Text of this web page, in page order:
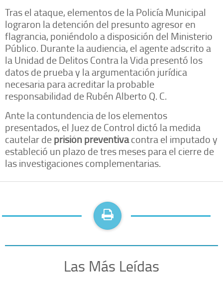
Tras el ataque, elementos de la Policía Municipal
lograron la detención del presunto agresor en
flagrancia, poniéndolo a disposición del Ministerio
Público. Durante la audiencia, el agente adscrito a
la Unidad de Delitos Contra la Vida presentó los
datos de prueba y la argumentación jurídica
necesaria para acreditar la probable
responsabilidad de Rubén Alberto Q. C.
Ante la contundencia de los elementos
presentados, el Juez de Control dictó la medida
cautelar deprisión preventivacontra el imputado y
estableció un plazo de tres meses para el cierre de
las investigaciones complementarias.
Las Más Leídas